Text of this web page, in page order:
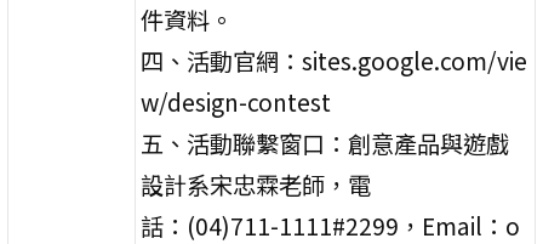
件資料。
四、活動官網：sites.google.com/vie
w/design-contest
五、活動聯繫窗口：創意產品與遊戲
設計系宋忠霖老師，電
話：(04)711-1111#2299，Email：o